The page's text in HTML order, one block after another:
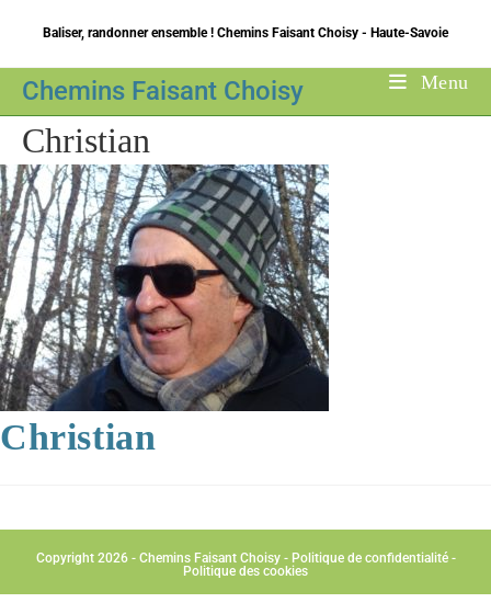
content
Baliser, randonner ensemble ! Chemins Faisant Choisy - Haute-Savoie
Chemins Faisant Choisy Menu
Christian
Christian
Copyright 2026 - Chemins Faisant Choisy - Politique de confidentialité-
Politique des cookies